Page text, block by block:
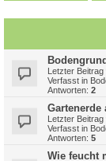
Letzter
Verfasst in
Antworten: 2
Gartenerde
Letzter
Verfasst in
Antworten: 5
Wie feucht